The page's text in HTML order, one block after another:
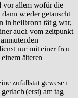
vor allem wofür die
dann wieder getauscht
in heilbronn tätig war,
auch vom zeitpunkt
nur mit einer frau
älteren
zufallstat gewesen
(erst) am tag